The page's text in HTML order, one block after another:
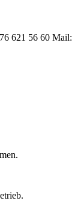
621 56 60 Mail: